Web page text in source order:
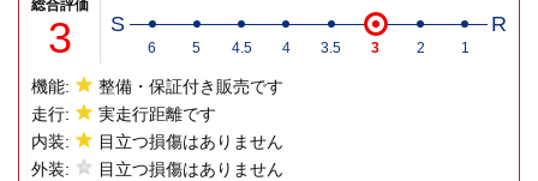
総合評価
3 S R
6 5 4.5 4 3.5 3 2 1
機能:
整備・保証付き販売です
走行:
実走行距離です
内装:
目立つ損傷はありません
外装:
目立つ損傷はありません